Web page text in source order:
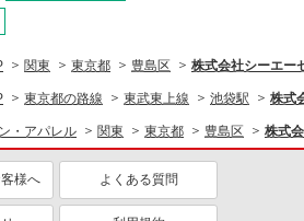
日勤務の場合「220,500円」※月収例は一
百貨店 池袋店
スタッフ/tkNY42152b
NEW
売
【月給例】時給1,470円×実働
関東 東京都 豊島区 株式会社シーエー
東京都の路線 東武東上線 池袋駅 株式
・アパレル 関東 東京都 豊島区 株式
様へ よくある質問